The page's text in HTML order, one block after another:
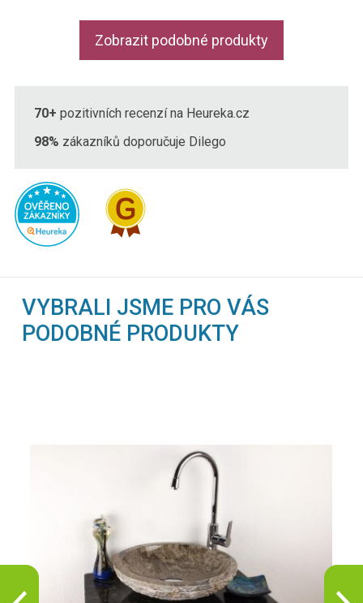
Zobrazit podobné produkty
70+ pozitivních recenzí na Heureka.cz
98% zákazníků doporučuje Dilego
VYBRALI JSME PRO VÁS
PODOBNÉ PRODUKTY